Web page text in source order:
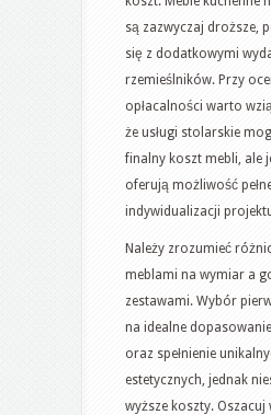
są zazwyczaj droższe,
się z dodatkowymi
rzemieślników. Przy
opłacalności warto
że usługi stolarskie
finalny koszt mebli, ale
oferują możliwość
indywidualizacji
Należy zrozumieć
meblami na wymiar a
zestawami. Wybór
na idealne
oraz spełnienie
estetycznych, jednak
wyższe koszty. Oszacuj